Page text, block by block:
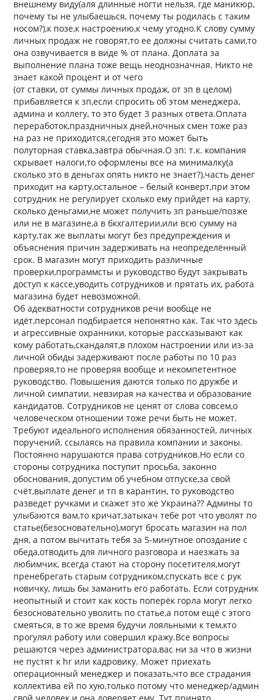
внешнему виду(аля длинные ногти нельзя, где маникюр,
почему ты не улыбаешься, почему ты родилась с таким
носом?),к позе,к настроению,к чему угодно.К слову сумму
личных продаж не говорят,то ее должны считать сами,то
она озвучивается в виде % от плана. Доплата за
выполнение плана тоже вещь неоднозначная. Никто не
знает какой процент и от чего
(от ставки, от суммы личных продаж, от зп в целом)
прибавляется к зп,если спросить об этом менеджера,
админа и коллегу, то это будет 3 разных ответа.Оплата
переработок,праздничных дней,ночных смен тоже раз
на раз не приходится,сегодня это может быть
полуторная ставка,завтра обычная.О зп: т.к. компания
скрывает налоги,то оформлены все на минималку(а
сколько это в деньгах опять никто не знает?),часть денег
приходит на карту,остальное – белый конверт,при этом
сотрудник не регулирует сколько ему прийдет на карту,
сколько деньгами,не может получить зп раньше/позже
или не в магазине,а в бкхгалтерии,или всю сумму на
карту,так же выплаты могут без предупреждения и
объяснения причин задерживать на неопределённый
срок. В магазин могут приходить различные
проверки,программсты и руководство будут закрывать
доступ к кассе,уводить сотрудников и прятать их, работа
магазина будет невозможной.
Об адекватности сотрудников речи вообще не
идёт,персонал подбирается непонятно как. Так что здесь
и агрессивные охранники, которые рассказывают как
кому работать,скандалят,в плохом настроении или из-за
личной обиды задерживают после работы по 10 раз
проверяя,то не проверяя вообще и некомпетентное
руководство. Повышения даются только по дружбе и
личной симпатии, невзирая на качества и образование
кандидатов. Сотрудников не ценят от слова совсем,о
человеческом отношении тоже речи быть не может.
Требуют идеального исполнения обязанностей, личных
поручений, ссылаясь на правила компании и законы.
Постоянно нарушаются права сотрудников.Но если со
стороны сотрудника поступит просьба, законно
обоснования, допустим об учебном отпуске,за свой
счёт,выплате денег и тп в карантин, то руководство
разведет ручками и скажет это же Украина?? Админы то
улыбаются вам,то кричат,затыкач тебе рот что уволят по
статье(безосновательно),могут бросать магазин на пол
дня, а потом вычитать тебя за 5-минутное опоздание с
обеда,отводить для личного разговора и наезжать за
любимчик, всегда стают на сторону посетителя,могут
пренебрегать старым сотрудником,спускать все с рук
новичку, лишь бы заманить его работать. Если сотрудник
неопытный и стоит как кость поперёк горла могут легко
безосновательно уволить по статье,а потом ещё с этого
смеяться, в то же время будучи лояльными к тем,кто
прогулял работу или совершил кражу.Все вопросы
решаются через администратора,вас ни за что в жизни
не пустят к hr или кадровику. Может приехать
операционный менеджер и показать,что все страдания
коллектива ей по хую,только потому что менеджер/админ
свой человек и она доверяет ему. Тут принято